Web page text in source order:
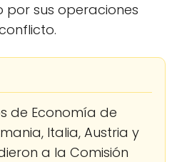
sus operaciones
de Economía de
Italia, Austria y
a la Comisión